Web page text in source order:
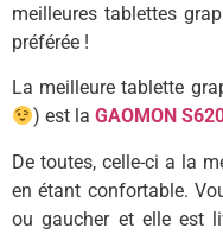
meilleures tablettes
préférée !
La meilleure tablette
) est laGAOMON
De toutes, celle-ci a la
en étant confortable.
ou gaucher et elle est